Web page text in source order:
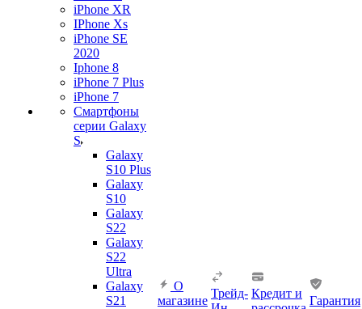
iPhone XR
IPhone Xs
iPhone SE
2020
Iphone 8
iPhone 7 Plus
iPhone 7
Смартфоны
серии Galaxy
S
Galaxy
S10 Plus
Galaxy
S10
Galaxy
S22
Galaxy
S22
Ultra
Galaxy
S21
О
магазине
Трейд- Кредит и
Гарантия